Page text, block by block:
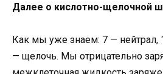
Далее о кислотно-щелочной
Как мы уже знаем: 7 — нейтрал,
— щелочь. Мы отрицательно